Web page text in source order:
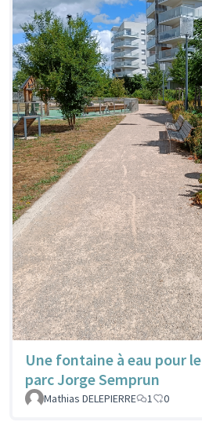
Une fontaine à eau pour le
parc Jorge Semprun
Mathias DELEPIERRE
1 0